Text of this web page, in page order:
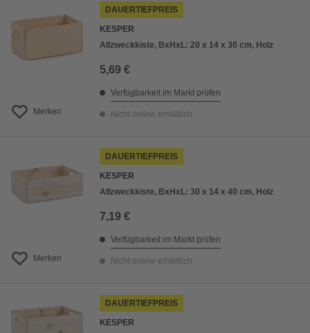
Merken
DAUERTIEFPREIS
KESPER
Allzweckkiste, BxHxL: 20 x 14 x 30 cm, Holz
5,69 €
Verfügbarkeit im Markt prüfen
Nicht online erhältlich
Merken
DAUERTIEFPREIS
KESPER
Allzweckkiste, BxHxL: 30 x 14 x 40 cm, Holz
7,19 €
Verfügbarkeit im Markt prüfen
Nicht online erhältlich
DAUERTIEFPREIS
KESPER